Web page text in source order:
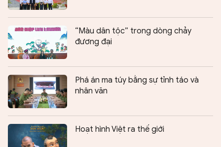
“Màu dân tộc” trong dòng chảy
đương đại
Phá án ma túy bằng sự tỉnh táo và
nhân văn
Hoạt hình Việt ra thế giới